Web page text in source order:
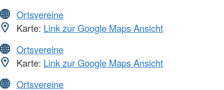
Ortsvereine
Karte: Link zur Google Maps Ansicht
Ortsvereine
Karte: Link zur Google Maps Ansicht
Ortsvereine